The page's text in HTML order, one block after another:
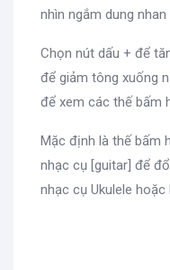
nhìn ngắm dung
Chọn nút dấu + để
để giảm tông xuống
để xem các thế bấm
Mặc định là thế bấm
nhạc cụ [guitar] để
nhạc cụ Ukulele hoặc